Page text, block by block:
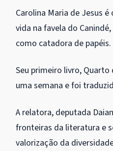
Carolina Maria de Jesus
vida na favela do
como catadora de papéis.
Seu primeiro livro, Quarto
uma semana e foi
A relatora, deputada
fronteiras da literatura e
valorização da